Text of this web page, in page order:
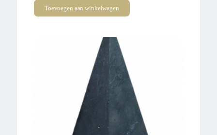
Toevoegen aan winkelwagen